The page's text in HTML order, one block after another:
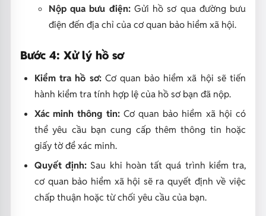
Nộp qua bưu điện:Gửi hồ sơ qua đường bưu
điện đến địa chỉ của cơ quan bảo hiểm xã hội.
Bước 4: Xử lý hồ sơ
Kiểm tra hồ sơ:Cơ quan bảo hiểm xã hội sẽ tiến
hành kiểm tra tính hợp lệ của hồ sơ bạn đã nộp.
Xác minh thông tin:Cơ quan bảo hiểm xã hội có
thể yêu cầu bạn cung cấp thêm thông tin hoặc
giấy tờ để xác minh.
Quyết định: Sau khi hoàn tất quá trình kiểm tra,
cơ quan bảo hiểm xã hội sẽ ra quyết định về việc
chấp thuận hoặc từ chối yêu cầu của bạn.